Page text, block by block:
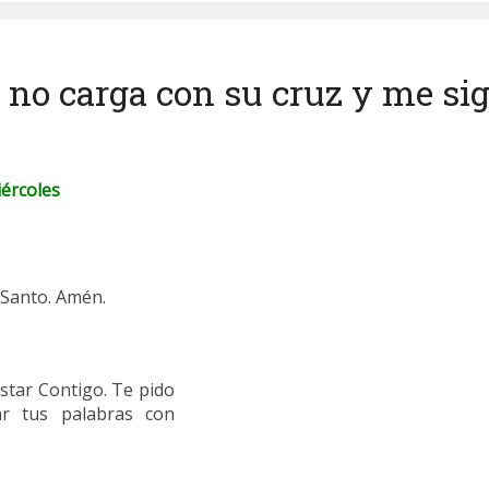
carga con su cruz y me
Amén.
Contigo. Te pido
tus palabras con